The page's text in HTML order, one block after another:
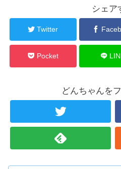
シェア
Twitter
Pocket
どんちゃんを